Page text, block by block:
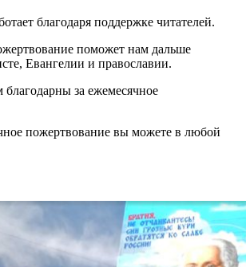
благодаря поддержке читателей.
поможет нам дальше
Евангелии и православии.
за ежемесячное
пожертвование вы можете в любой